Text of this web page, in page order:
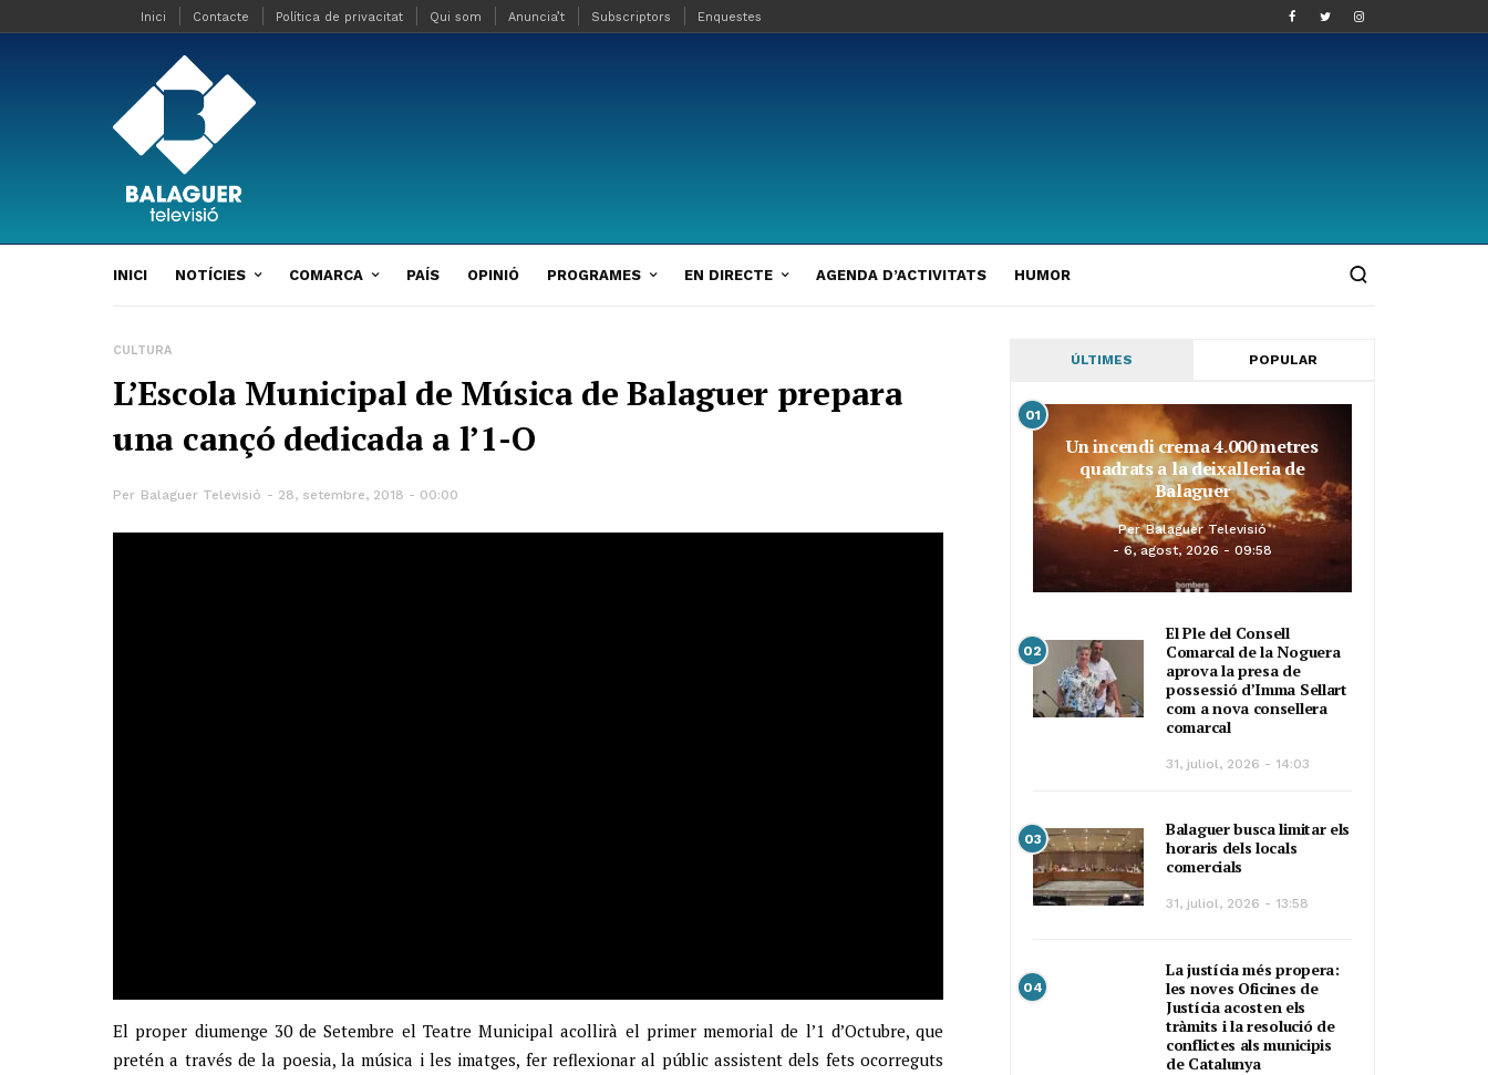
Inici Contacte Política de privacitat Qui som Anuncia’t Subscriptors Enquestes
INICI NOTÍCIES COMARCA PAÍS OPINIÓ PROGRAMES EN DIRECTE AGENDA D’ACTIVITATS HUMOR
CULTURA
L’Escola Municipal de Música de Balaguer prepara
una cançó dedicada a l’1-O
Per Balaguer Televisió 28, setembre, 2018 - 00:00
El proper diumenge 30 de Setembre el Teatre Municipal acollirà el primer memorial de l’1 d’Octubre, que
pretén a través de la poesia, la música i les imatges, fer reflexionar al públic assistent dels fets ocorreguts
ÚLTIMES POPULAR
01
Un incendi crema 4.000 metres
quadrats a la deixalleria de
Balaguer
Per Balaguer Televisió
6, agost, 2026 - 09:58
02
El Ple del Consell
Comarcal de la Noguera
aprova la presa de
possessió d’Imma Sellart
com a nova consellera
comarcal
31, juliol, 2026 - 14:03
03
Balaguer busca limitar els
horaris dels locals
comercials
31, juliol, 2026 - 13:58
04
La justícia més propera:
les noves Oficines de
Justícia acosten els
tràmits i la resolució de
conflictes als municipis
de Catalunya